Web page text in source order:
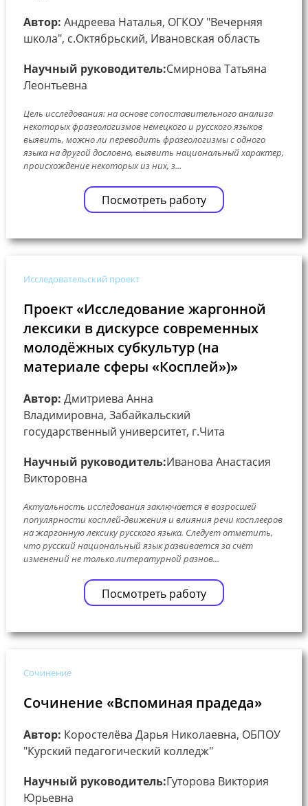
Автор: Андреева Наталья, ОГКОУ "Вечерняя
школа", с.Октябрьский, Ивановская область
Научный руководитель:Смирнова Татьяна
Леонтьевна
Цель исследования: на основе сопоставительного анализа
некоторых фразеологизмов немецкого и русского языков
выявить, можно ли переводить фразеологизмы с одного
языка на другой дословно, выявить национальный характер,
происхождение некоторых из них, з...
Посмотреть работу
Исследовательский проект
Проект «Исследование жаргонной
лексики в дискурсе современных
молодёжных субкультур (на
материале сферы «Косплей»)»
Автор: Дмитриева Анна
Владимировна, Забайкальский
государственный университет, г.Чита
Научный руководитель:Иванова Анастасия
Викторовна
Актуальность исследования заключается в возросшей
популярности косплей-движения и влияния речи косплееров
на жаргонную лексику русского языка. Следует отметить,
что русский национальный язык развивается за счёт
изменений не только литературной разнов...
Посмотреть работу
Сочинение
Сочинение «Вспоминая прадеда»
Автор: Коростелёва Дарья Николаевна, ОБПОУ
"Курский педагогический колледж"
Научный руководитель:Гуторова Виктория
Юрьевна